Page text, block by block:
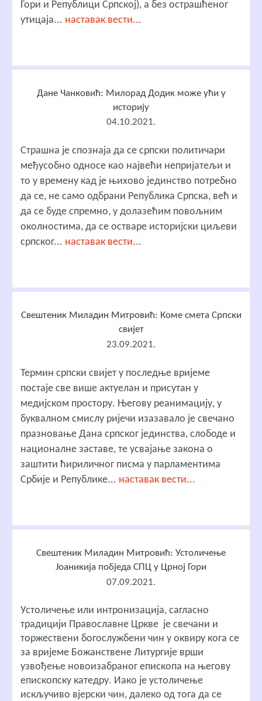
Гори и Републици Српској), а без острашћеног
утицаја... наставак вести...
Дане Чанковић: Милорад Додик може ући у
историју
04.10.2021.
Страшна је спознаја да се српски политичари
међусобно односе као највећи непријатељи и
то у времену кад је њихово јединство потребно
да се, не само одбрани Република Српска, већ и
да се буде спремно, у долазећим повољним
околностима, да се остваре историјски циљеви
српског... наставак вести...
Свештеник Миладин Митровић: Коме смета Српски
свијет
23.09.2021.
Термин српски свијет у последње вријеме
постаје све више актуелан и присутан у
медијском простору. Његову реанимацију, у
буквалном смислу ријечи изазавало је свечано
празновање Дана српског јединства, слободе и
националне заставе, те усвајање закона о
заштити ћириличног писма у парламентима
Србије и Републике... наставак вести...
Свештеник Миладин Митровић: Устоличење
Јоаникија побједа СПЦ у Црној Гори
07.09.2021.
Устоличење или интронизација, сагласно
традицији Православне Цркве је свечани и
торжествени богослужбени чин у оквиру кога се
за вријеме Божанствене Литургије врши
узвођење новоизабраног епископа на његову
епископску катедру. Иако је устоличење
искључиво вјерски чин, далеко од тога да се